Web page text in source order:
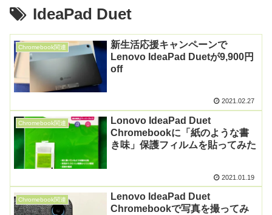
IdeaPad Duet
Chromebook関連
新生活応援キャンペーンで
Lenovo IdeaPad Duetが9,900円
off
2021.02.27
Chromebook関連
Lonovo IdeaPad Duet
Chromebookに「紙のような書
き味」保護フィルムを貼ってみた
2021.01.19
Chromebook関連
Lenovo IdeaPad Duet
Chromebookで写真を撮ってみ